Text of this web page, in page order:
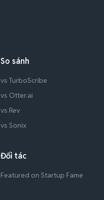
So sánh
vs TurboScribe
vs Otter.ai
vs Rev
vs Sonix
Đối tác
Featured on Startup Fame